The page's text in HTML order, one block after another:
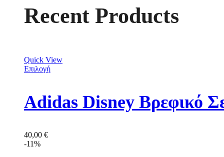
Recent Products
Quick View
Επιλογή
Adidas Disney Βρεφικό
40,00 €
-11%